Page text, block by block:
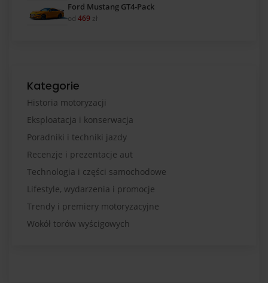
Ford Mustang GT4-Pack
od 469 zł
Kategorie
Historia motoryzacji
Eksploatacja i konserwacja
Poradniki i techniki jazdy
Recenzje i prezentacje aut
Technologia i części samochodowe
Lifestyle, wydarzenia i promocje
Trendy i premiery motoryzacyjne
Wokół torów wyścigowych